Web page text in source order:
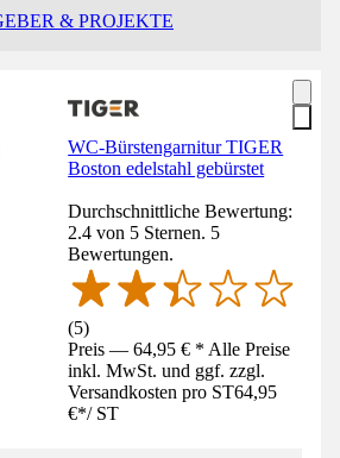
& PROJEKTE
WC-Bürstengarnitur TIGER
Boston edelstahl gebürstet
Durchschnittliche Bewertung:
2.4 von 5 Sternen. 5
Bewertungen.
(5)
Preis — 64,95 € * Alle Preise
inkl. MwSt. und ggf. zzgl.
Versandkosten pro ST64,95
€*/ ST